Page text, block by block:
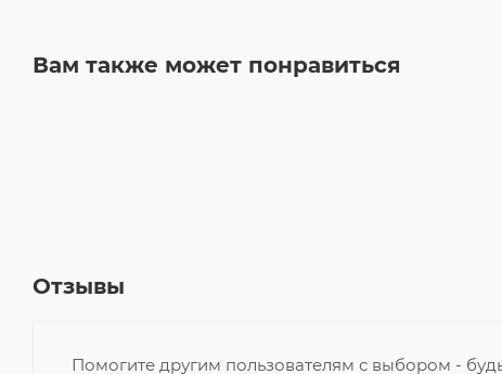
Вам также может понравиться
Отзывы
Помогите другим пользователям с выбором -